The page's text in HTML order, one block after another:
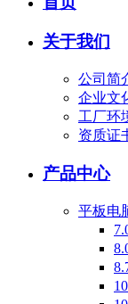
关于我们
公司简
企业文
工厂环
资质证
产品中心
平板电